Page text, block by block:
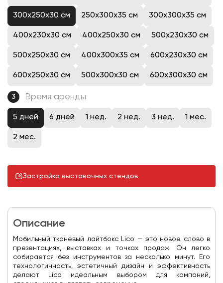
300x250x30 см 250x300x35 см 300x300x35 см
400x230x30 см 400x250x30 см 500x230x30 см
500x250x30 см 400x300x35 см 600x230x30 см
600x250x30 см 500x300x30 см 600x300x30 см
3 Время аренды
5 дней 6 дней 1 нед. 2 нед. 3 нед. 1 мес.
2 мес.
Застройка выставочных стендов
Описание
Мобильный тканевый лайтбокс Lico — это новое слово в
презентациях, выставках и точках продаж. Он легко
собирается без инструментов за несколько минут. Его
технологичность, эстетичный дизайн и эффективность
делают Lico идеальным выбором для компаний,